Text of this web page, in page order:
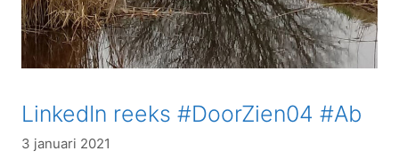
LinkedIn reeks #DoorZien04 #Ab
3 januari 2021